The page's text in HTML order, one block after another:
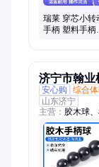
瑞莱 穿芯小转
手柄 塑料手柄把
济宁市翰业
安心购
综合
山东济宁
主营： 胶木球